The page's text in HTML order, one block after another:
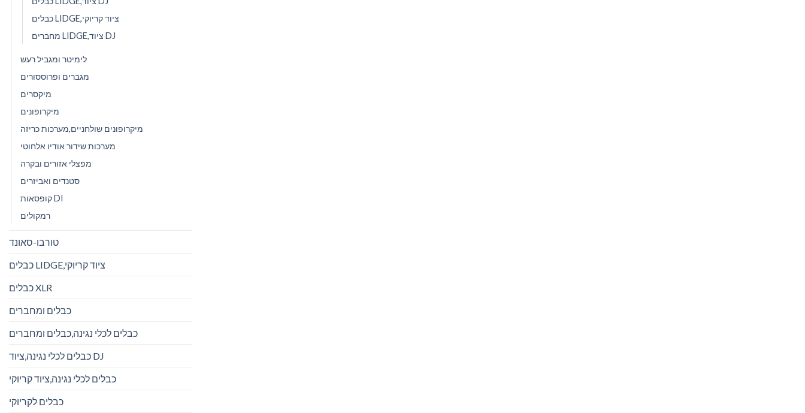
כבלים LIDGE,ציוד קריוקי
מחברים LIDGE,ציוד DJ
לימיטר ומגביל רעש
מגברים ופרוססורים
מיקסרים
מיקרופונים
מיקרופונים שולחניים,מערכות כריזה
מערכות שידור אודיו אלחוטי
מפצלי אזורים ובקרה
סטנדים ואביזרים
קופסאות DI
רמקולים
טורבו-סאונד
כבלים LIDGE,ציוד קריוקי
כבלים XLR
כבלים ומחברים
כבלים לכלי נגינה,כבלים ומחברים
כבלים לכלי נגינה,ציוד DJ
כבלים לכלי נגינה,ציוד קריוקי
כבלים לקריוקי